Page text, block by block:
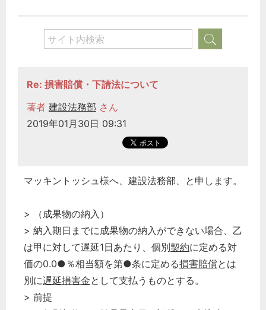
Re: 損害賠償・下請法について
著者 建設法務部 さん
2019年01月30日 09:31
マッキントッシュ様へ、建設法務部、と申します。
> （成果物の納入）
> 納入期日までに成果物の納入ができない場合、乙
は甲に対して遅延1日あたり、個別契約に定める対
価の0.0●％相当額を第●条に定める損害賠償とは
別に遅延損害金として支払うものとする。
> 前提